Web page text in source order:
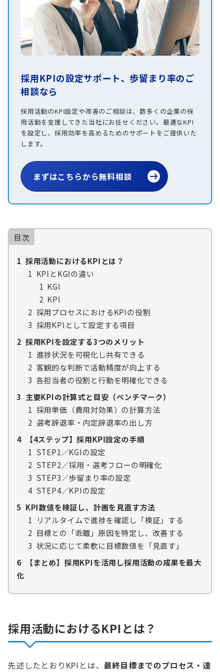
採用KPIの設定サポート、歩留まり率のご
相談なら
採用活動のKPI設定や改善のご相談は、数多くの企業の採
用活動を支援してきた当社にお任せください。最適なKPI
を設定し、採用効率を高めるためのサポートをご提供いた
します。
まずはこちらから無料相談
目次
1 採用活動におけるKPIとは？
1 KPIとKGIの違い
1 KGI
2 KPI
2 採用プロセスにおけるKPIの役割
3 採用KPIとして設定する項目
2 採用KPIを設定する3つのメリット
1 進捗状況を可視化し共有できる
2 客観的な判断で活動精度が向上する
3 各担当者の役割と行動を明確化できる
3 主要KPIの計算式と目安（ベンチマーク）
1 採用単価（費用対効果）の計算方法
2 選考辞退率・内定辞退率の出し方
4
【4ステップ】採用KPI設定の手順
1 STEP1／KGIの設定
2 STEP2／採用・選考フローの明確化
3 STEP3／歩留まり率の設定
4 STEP4／KPIの設定
5 KPI数値を検証し、計画を見直す方法
1 リアルタイムで進捗を確認し「検証」する
2 目標との「乖離」原因を特定し、改善する
3 状況に応じて柔軟に目標数値を「見直す」
6
【まとめ】採用KPIを活用し採用活動の成果を最大
化
採用活動におけるKPIとは？
先述したとおりKPIとは、 最終目標までのプロセス・達